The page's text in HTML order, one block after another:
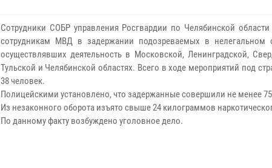
Сотрудники СОБР управления Росгвардии по Челябинской области
сотрудникам МВД в задержании подозреваемых в нелегальном
осуществлявших деятельность в Московской, Ленинградской,
Тульской и Челябинской областях. Всего в ходе мероприятий под
38 человек.
Полицейскими установлено, что задержанные совершили не менее
Из незаконного оборота изъято свыше 24 килограммов
По данному факту возбуждено уголовное дело.